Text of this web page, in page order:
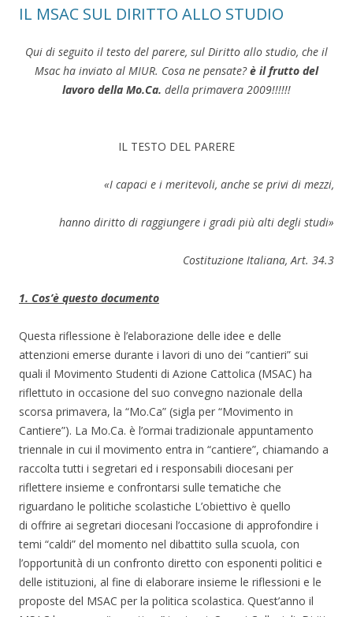
IL MSAC SUL DIRITTO ALLO STUDIO
Qui di seguito il testo del parere, sul Diritto allo studio, che il
Msac ha inviato al MIUR. Cosa ne pensate?è il frutto del
lavoro della Mo.Ca. della primavera 2009!!!!!!
IL TESTO DEL PARERE
«I capaci e i meritevoli, anche se privi di mezzi,
hanno diritto di raggiungere i gradi più alti degli studi»
Costituzione Italiana, Art. 34.3
1. Cos’è questo documento
Questa riflessione è l’elaborazione delle idee e delle
attenzioni emerse durante i lavori di uno dei “cantieri” sui
quali il Movimento Studenti di Azione Cattolica (MSAC) ha
riflettuto in occasione del suo convegno nazionale della
scorsa primavera, la “Mo.Ca” (sigla per “Movimento in
Cantiere”). La Mo.Ca. è l’ormai tradizionale appuntamento
triennale in cui il movimento entra in “cantiere”, chiamando a
raccolta tutti i segretari ed i responsabili diocesani per
riflettere insieme e confrontarsi sulle tematiche che
riguardano le politiche scolastiche L’obiettivo è quello
di offrire ai segretari diocesani l’occasione di approfondire i
temi “caldi” del momento nel dibattito sulla scuola, con
l’opportunità di un confronto diretto con esponenti politici e
delle istituzioni, al fine di elaborare insieme le riflessioni e le
proposte del MSAC per la politica scolastica. Quest’anno il